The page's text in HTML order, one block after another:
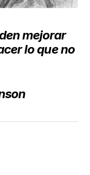
mejorar
lo que no